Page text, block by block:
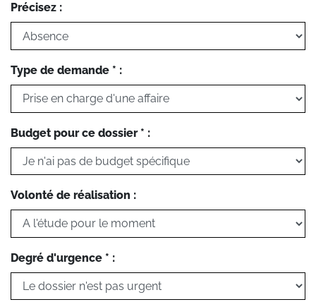
Précisez :
Type de demande * :
Budget pour ce dossier * :
Volonté de réalisation :
Degré d'urgence * :